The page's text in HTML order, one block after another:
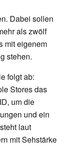
Dabei sollen
als zwölf
mit eigenem
stehen.
folgt ab:
Stores das
um die
und ein
laut
mit Sehstärke